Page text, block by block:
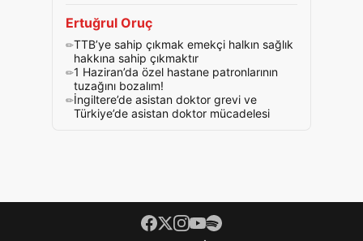
Ertuğrul Oruç
TTB’ye sahip çıkmak emekçi halkın sağlık
hakkına sahip çıkmaktır
1 Haziran’da özel hastane patronlarının
tuzağını bozalım!
İngiltere’de asistan doktor grevi ve
Türkiye’de asistan doktor mücadelesi